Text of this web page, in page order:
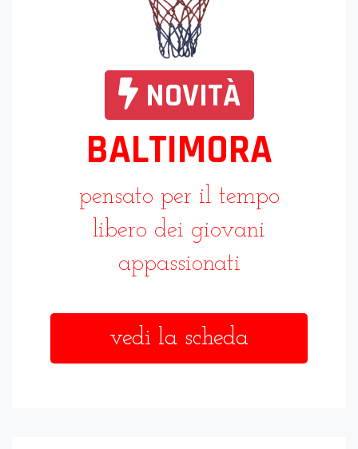
NOVITÀ
BALTIMORA
pensato per il tempo
libero dei giovani
appassionati
vedi la scheda